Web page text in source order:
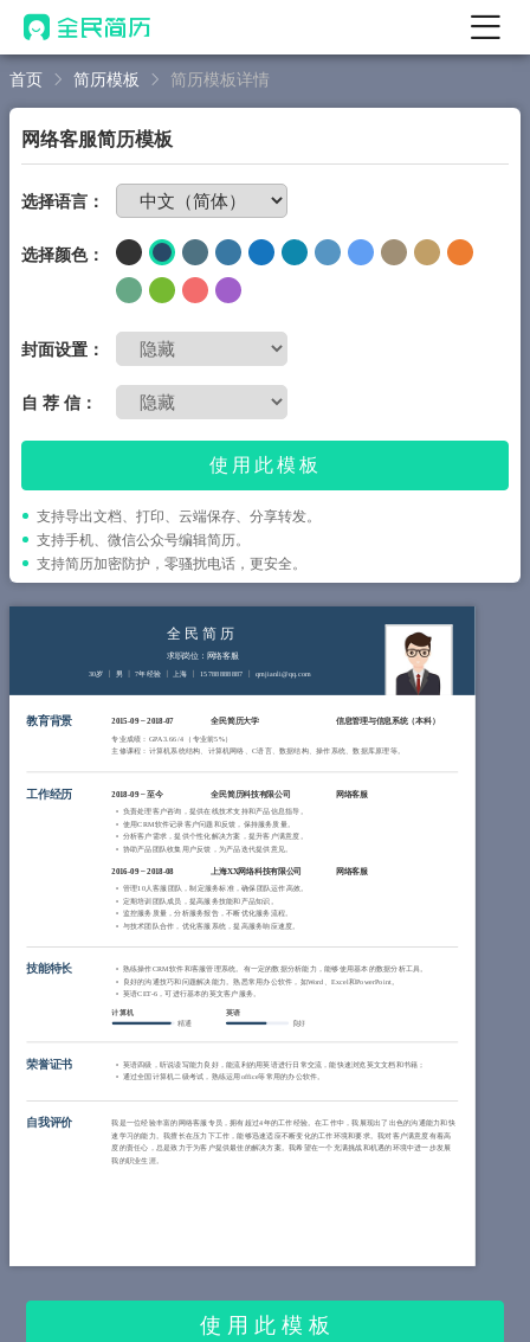
首页
AI 简历工具
AI 优化简历
AI 翻译简历
AI 诊断简历
AI 模拟面试
面试自我介绍
简历教程
登录 / 注册
首页 简历模板 简历模板详情
网络客服简历模板
选择语言：
选择颜色：
封面设置：
自 荐 信：
使用此模板
支持导出文档、打印、云端保存、分享转发。
支持手机、微信公众号编辑简历。
支持简历加密防护，零骚扰电话，更安全。
全民简历
求职岗位：网络客服
30岁 男 7年经验 上海 15788888887 qmjianli@qq.com
教育背景 2015-09~2018-07 全民简历大学
信息管理与信息系统（本科）
专业成绩：GPA 3.66/4 （专业前5%）
主修课程：计算机系统结构、计算机网络、C语言、数据结构、操作系统、数据库原理等。
工作经历 2018-09~至今 全民简历科技有限公司
网络客服
负责处理客户咨询，提供在线技术支持和产品信息指导。
使用CRM软件记录客户问题和反馈，保持服务质量。
分析客户需求，提供个性化解决方案，提升客户满意度。
协助产品团队收集用户反馈，为产品迭代提供意见。
2016-09~2018-08 上海XX网络科技有限公司 网络客服
管理10人客服团队，制定服务标准，确保团队运作高效。
定期培训团队成员，提高服务技能和产品知识。
监控服务质量，分析服务报告，不断优化服务流程。
与技术团队合作，优化客服系统，提高服务响应速度。
技能特长
熟练操作CRM软件和客服管理系统。有一定的数据分析能力，能够使用基本的数据分析工具。
良好的沟通技巧和问题解决能力。熟悉常用办公软件，如Word、Excel和PowerPoint。
英语CET-6，可进行基本的英文客户服务。
计算机
精通
英语
良好
荣誉证书
英语四级，听说读写能力良好，能流利的用英语进行日常交流，能快速浏览英文文档和书籍；
通过全国计算机二级考试，熟练运用office等常用的办公软件。
自我评价
我是一位经验丰富的网络客服专员，拥有超过4年的工作经验。在工作中，我展现出了出色的沟通能力和快
速学习的能力。我擅长在压力下工作，能够迅速适应不断变化的工作环境和要求。我对客户满意度有着高
度的责任心，总是致力于为客户提供最佳的解决方案。我希望在一个充满挑战和机遇的环境中进一步发展
我的职业生涯。
使 用 此 模 板